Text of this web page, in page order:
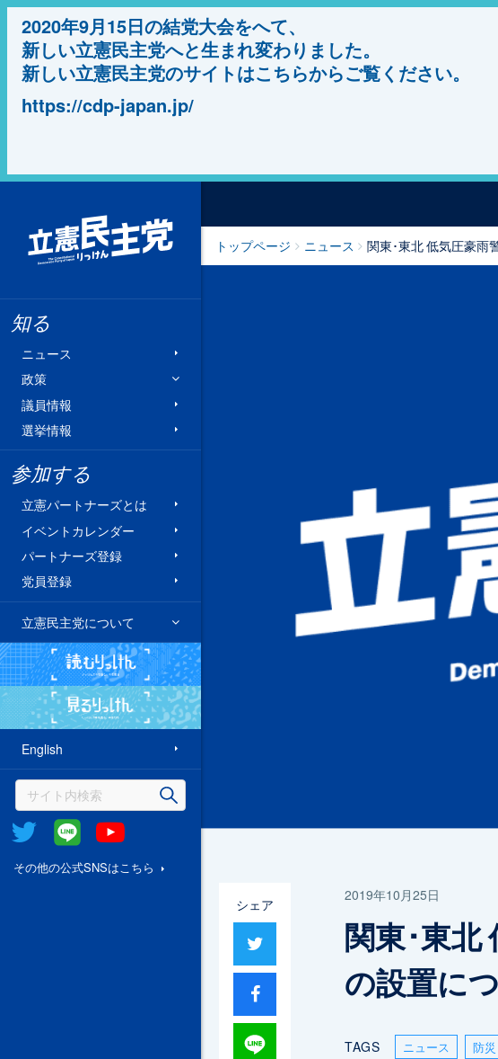
2020年9月15日の結党大会をへて、
新しい立憲民主党へと生まれ変わりました。
新しい立憲民主党のサイトはこちらからご覧ください。
https://cdp-japan.jp/
知る
ニュース
政策
議員情報
選挙情報
参加する
立憲パートナーズとは
イベントカレンダー
パートナーズ登録
党員登録
立憲民主党について
English
Twitter @Line
その他の公式SNSはこちら
トップページ ニュース 関東･東北 低気圧豪雨
シェア
2019年10月25日
関東･東北
の設置に
TAGS ニュース 防